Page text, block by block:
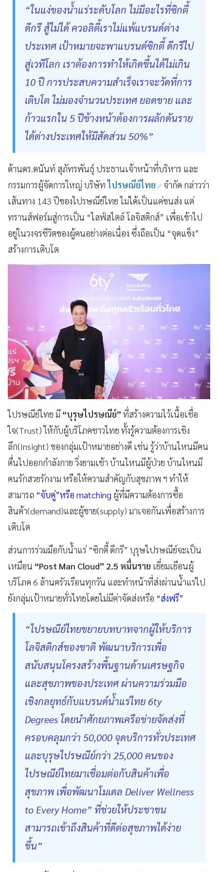
“ในแง่ของน้ำแร่ระดับโลก ไม่มีอะไรที่ซิกตี้
ดีกรี สู้ไม่ได้ ควอลิตี้เราไม่แพ้แบรนด์ต่าง
ประเทศ เป้าหมายจะพาแบรนด์ซิกตี้ ดีกรีไป
สู่เวทีโลก เราต้องการทำให้เกิดขึ้นได้ไม่เกิน
10 ปี การประสบความสำเร็จเราจะวัดที่การ
เติบโต ไม่มองจำนวนประเทศ ยอดขาย และ
ก้าวแรกใน 5 ปีข้างหน้าต้องการผลักดันราย
ได้ต่างประเทศให้มีสัดส่วน 50%”
ด้านดร.ดนันท์ สุภัทรพันธุ์ ประธานเจ้าหน้าที่บริหาร และ
กรรมการผู้จัดการใหญ่ บริษัทไปรษณีย์ไทย จำกัด กล่าวว่า
เส้นทาง 143 ปีของไปรษณีย์ไทย ไม่ได้เป็นแค่ขนส่ง แต่
ทรานส์ฟอร์มสู่การเป็น “ไลฟ์สไตล์ โลจิสติกส์” เพื่อเข้าไป
อยู่ในวงจรชีวิตของผู้คนอย่างต่อเนื่อง ซึ่งถือเป็น “จุดแข็ง”
สร้างการเติบโต
ไปรษณีย์ไทย มี “บุรุษไปรษณีย์” ที่สร้างความไว้เนื้อเชื่อ
ใจ(Trust) ให้กับผู้บริโภคชาวไทย ทั้งรู้ความต้องการเชิง
ลึก(Insight) ของกลุ่มเป้าหมายอย่างดี เช่น รู้ว่าบ้านไหนมีคน
ตื่นไปออกกำลังกาย วิ่งยามเช้า บ้านไหนมีผู้ป่วย บ้านไหนมี
คนรักสวยรักงาม หรือให้ความสำคัญกับสุขภาพ ฯ ทำให้
สามารถ “จับคู่”หรือ matching ผู้ที่มีความต้องการซื้อ
สินค้า(demand)และผู้ขาย(supply) มาเจอกันเพื่อสร้างการ
เติบโต
ส่วนการร่วมมือกับน้ำแร่ “ซิกตี้ ดีกรี” บุรุษไปรษณีย์จะเป็น
เหมือน “Post Man Cloud” 2.5 หมื่นราย เยี่ยมเยือนผู้
บริโภค 6 ล้านครัวเรือนทุกวัน และทำหน้าที่ส่งผ่านน้ำแร่ไป
ยังกลุ่มเป้าหมายทั่วไทยโดยไม่มีค่าจัดส่งหรือ “ส่งฟรี”
“ไปรษณีย์ไทยขยายบทบาทจากผู้ให้บริการ
โลจิสติกส์ของชาติ พัฒนาบริการเพื่อ
สนับสนุนโครงสร้างพื้นฐานด้านเศรษฐกิจ
และสุขภาพของประเทศ ผ่านความร่วมมือ
เชิงกลยุทธ์กับแบรนด์น้ำแร่ไทย 6ty
Degrees โดยนำศักยภาพเครือข่ายจัดส่งที่
ครอบคลุมกว่า 50,000 จุดบริการทั่วประเทศ
และบุรุษไปรษณีย์กว่า 25,000 คนของ
ไปรษณีย์ไทยมาเชื่อมต่อกับสินค้าเพื่อ
สุขภาพ เพื่อพัฒนาโมเดล Deliver Wellness
to Every Home” ที่ช่วยให้ประชาชน
สามารถเข้าถึงสินค้าที่ดีต่อสุขภาพได้ง่าย
ขึ้น”